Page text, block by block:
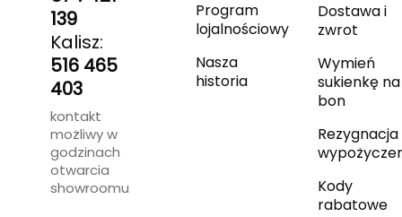
139
Kalisz:
516 465
403
kontakt
możliwy w
godzinach
otwarcia
showroomu
Program
lojalnościowy
Nasza
historia
Dostawa i
zwrot
Wymień
sukienkę na
bon
Rezygnacja
Kody
rabatowe